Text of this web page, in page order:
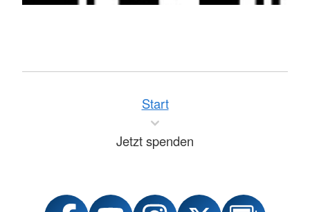
Start
Jetzt spenden